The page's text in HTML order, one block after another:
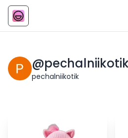
Emoji
@pechalniikotik
pechalniikotik